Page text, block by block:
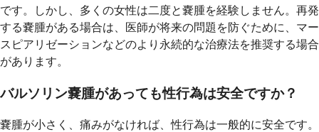
です。しかし、多くの女性は二度と嚢腫を経験しません。再発
する嚢腫がある場合は、医師が将来の問題を防ぐために、マー
スピアリゼーションなどのより永続的な治療法を推奨する場合
があります。
バルソリン嚢腫があっても性行為は安全ですか？
嚢腫が小さく、痛みがなければ、性行為は一般的に安全です。